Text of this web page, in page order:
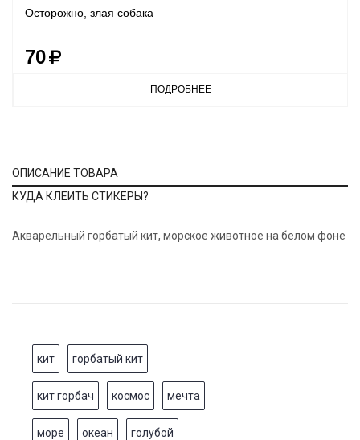
Осторожно, злая собака
70
ПОДРОБНЕЕ
ОПИСАНИЕ ТОВАРА
КУДА КЛЕИТЬ СТИКЕРЫ?
Акварельный горбатый кит, морское животное на белом фоне
кит горбатый кит
кит горбач космос мечта
море океан голубой